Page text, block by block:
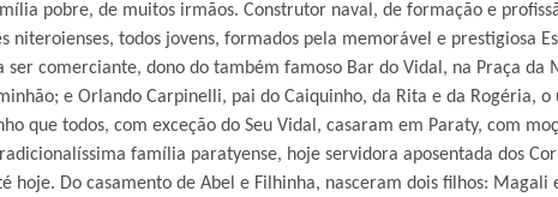
pobre, de muitos irmãos. Construtor naval, de formação e
niteroienses, todos jovens, formados pela memorável e prestigiosa
ser comerciante, dono do também famoso Bar do Vidal, na Praça
e Orlando Carpinelli, pai do Caiquinho, da Rita e da Rogéria,
que todos, com exceção do Seu Vidal, casaram em Paraty, com
família paratyense, hoje servidora aposentada dos
hoje. Do casamento de Abel e Filhinha, nasceram dois filhos: